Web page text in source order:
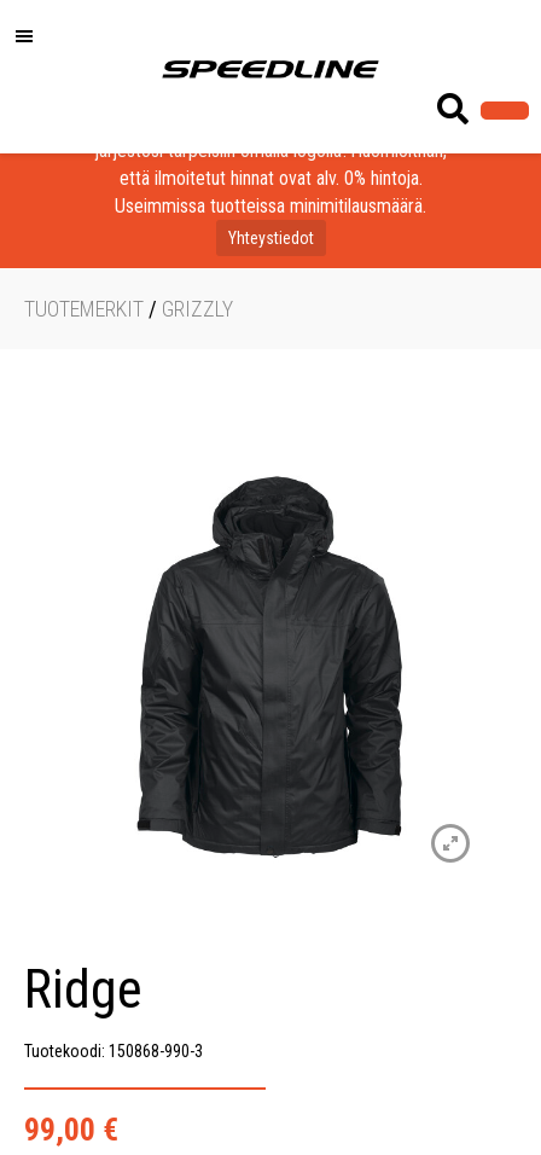
Löydä laadukkaat tuotteet yrityksesi, seurasi tai
järjestösi tarpeisiin omalla logolla! Huomioithan,
että ilmoitetut hinnat ovat alv. 0% hintoja.
Useimmissa tuotteissa minimitilausmäärä.
Yhteystiedot
TUOTEMERKIT / GRIZZLY
Ridge
Tuotekoodi: 150868-990-3
99,00 €